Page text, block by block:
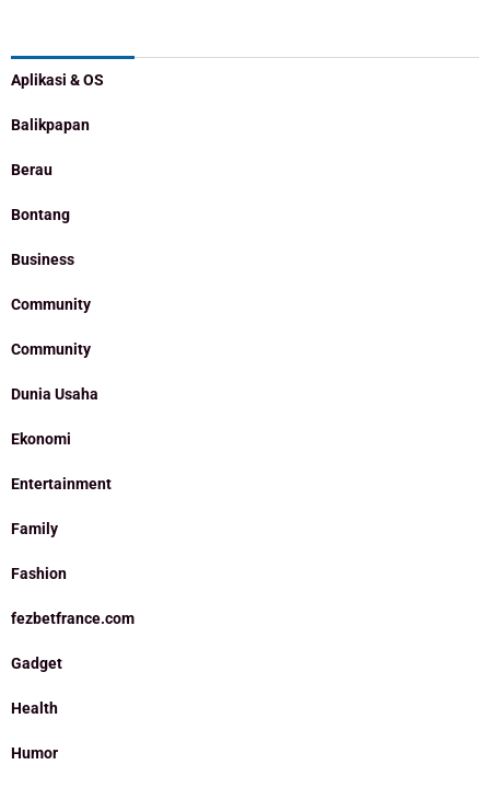
Aplikasi & OS
Balikpapan
Berau
Bontang
Business
Community
Community
Dunia Usaha
Ekonomi
Entertainment
Family
Fashion
fezbetfrance.com
Gadget
Health
Humor